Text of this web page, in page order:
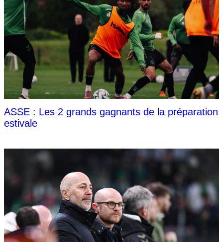
ASSE : Les 2 grands gagnants de la préparation
estivale